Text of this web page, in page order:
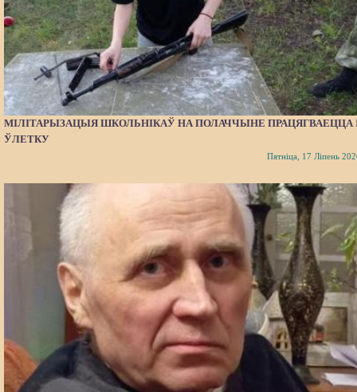
МІЛІТАРЫЗАЦЫЯ ШКОЛЬНІКАЎ НА ПОЛАЧЧЫНЕ ПРАЦЯГВАЕЦЦА
ЎЛЕТКУ
Пятніца, 17 Ліпень